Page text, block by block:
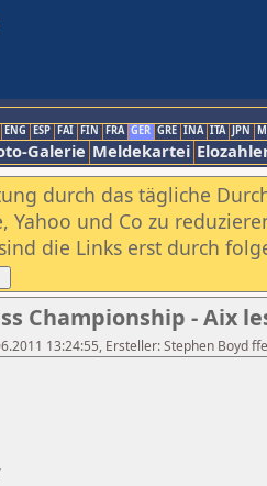
ENG ESP FAI FIN FRA GER GRE INA ITA JPN
Galerie Meldekartei
durch das tägliche
Yahoo und Co zu
die Links erst durch
Championship - Aix
13:24:55, Ersteller: Stephen Boyd